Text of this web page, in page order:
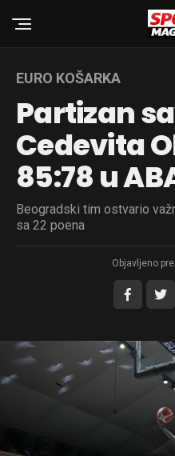
EURO KOŠARKA
Partizan
Cedevita
85:78 u
Beogradski tim ostvario
sa 22 poena
Objavljeno pre: